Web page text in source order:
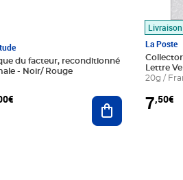
du facteur, reconditionné
- Noir/ Rouge
Ajouter au
La Poste
Lettre
20g /
7,50€